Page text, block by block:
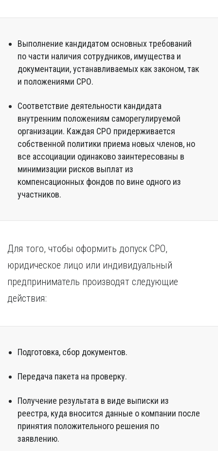
Выполнение кандидатом основных требований
по части наличия сотрудников, имущества и
документации, устанавливаемых как законом, так
и положениями СРО.
Соответствие деятельности кандидата
внутренним положениям саморегулируемой
организации. Каждая СРО придерживается
собственной политики приема новых членов, но
все ассоциации одинаково заинтересованы в
минимизации рисков выплат из
компенсационных фондов по вине одного из
участников.
Для того, чтобы оформить допуск СРО,
юридическое лицо или индивидуальный
предприниматель производят следующие
действия:
Подготовка, сбор документов.
Передача пакета на проверку.
Получение результата в виде выписки из
реестра, куда вносится данные о компании после
принятия положительного решения по
заявлению.